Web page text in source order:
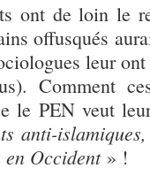
ont de loin le
offusqués
leur
Comment
le PEN veut
anti-
Occident » !